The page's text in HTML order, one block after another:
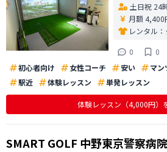
土日祝 24
月額 4,400
レンタル：
0
0
初心者向け
女性コーチ 安い マン
駅近
体験レッスン 単発レッスン
体験レッスン （4,000円）
SMART GOLF 中野東京警察病